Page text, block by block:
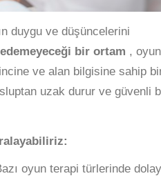
duygu ve düşüncelerini
bir ortam , oyun
ve alan bilgisine sahip
uzak durur ve güvenli
oyun terapi türlerinde